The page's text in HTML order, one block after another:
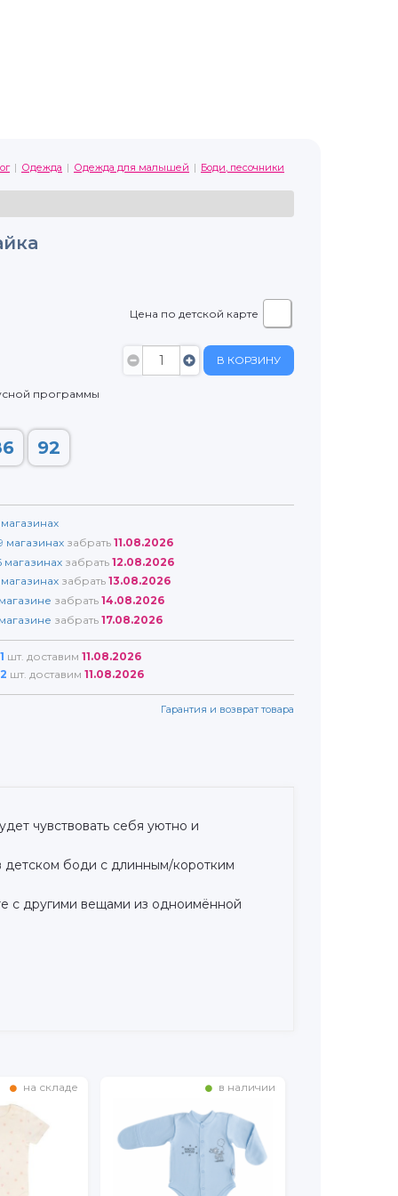
Одежда Одежда для малышей Боди, песочники
Цена по детской карте
В КОРЗИНУ
программы
92
магазинах
магазинах забрать 11.08.2026
магазинах забрать 12.08.2026
магазинах забрать 13.08.2026
магазине забрать 14.08.2026
магазине забрать 17.08.2026
1 шт. доставим 11.08.2026
2 шт. доставим 11.08.2026
Гарантия и возврат товара
чувствовать себя уютно и
детском боди с длинным/коротким
с другими вещами из одноимённой
на складе в наличии